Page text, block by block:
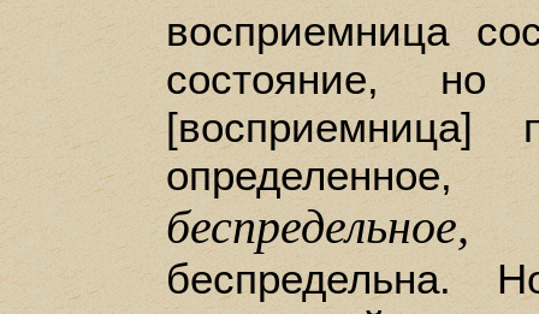
восприемница
состояние,
беспредельное,
беспредельна.